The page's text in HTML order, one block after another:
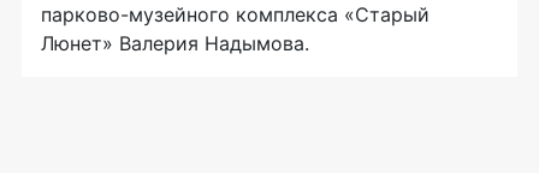
парково-музейного комплекса «Старый
Люнет» Валерия Надымова.